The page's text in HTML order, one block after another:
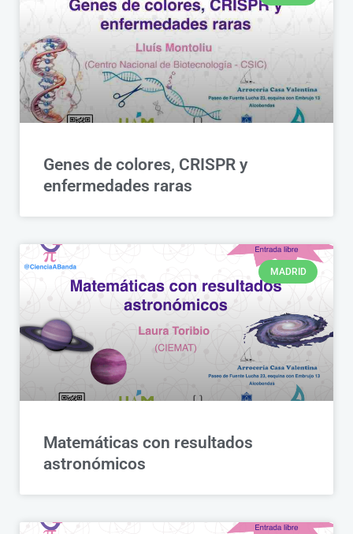
Genes de colores, CRISPR y
enfermedades raras
MADRID
Matemáticas con resultados
astronómicos